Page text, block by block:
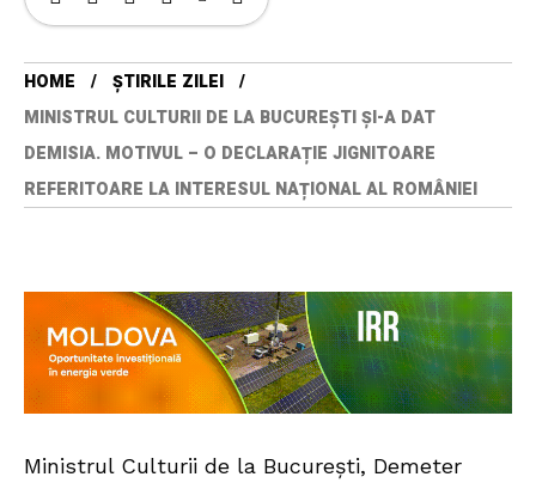
HOME
ȘTIRILE ZILEI
MINISTRUL CULTURII DE LA BUCUREȘTI ȘI-A DAT
DEMISIA. MOTIVUL – O DECLARAȚIE JIGNITOARE
REFERITOARE LA INTERESUL NAȚIONAL AL ROMÂNIEI
Ministrul Culturii de la București, Demeter